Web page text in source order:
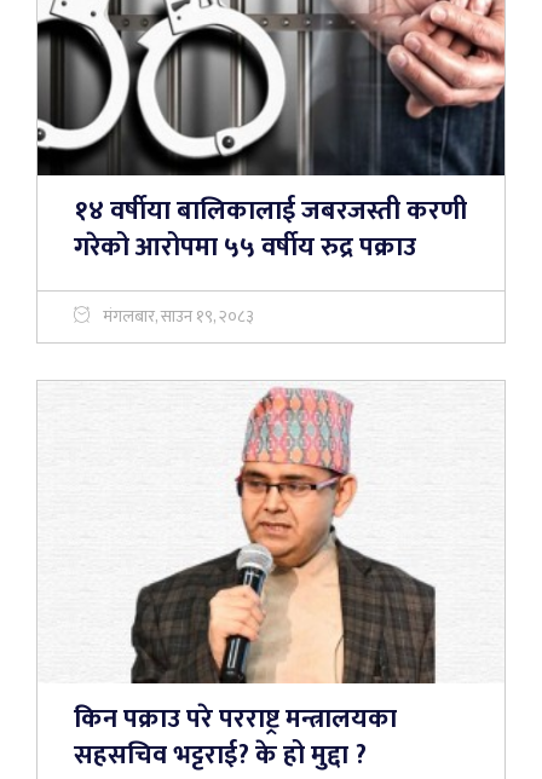
१४ वर्षीया बालिकालाई जबरजस्ती करणी
गरेको आरोपमा ५५ वर्षीय रुद्र पक्राउ
मंगलबार, साउन १९, २०८३
किन पक्राउ परे परराष्ट्र मन्त्रालयका
सहसचिव भट्टराई? के हो मुद्दा ?